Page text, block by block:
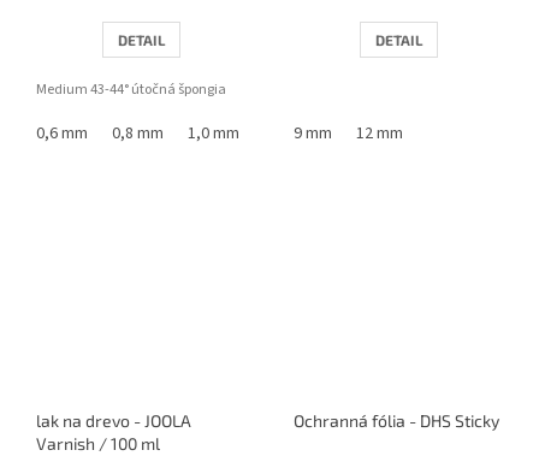
DETAIL
Medium 43-44° útočná špongia
0,6 mm 0,8 mm 1,0 mm 1,5 mm 1,8 mm
DETAIL
9 mm 12 mm
lak na drevo - JOOLA
Varnish / 100 ml
Ochranná fólia - DHS Sticky